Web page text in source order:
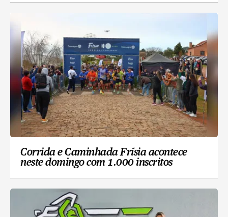
Corrida e Caminhada Frísia acontece
neste domingo com 1.000 inscritos